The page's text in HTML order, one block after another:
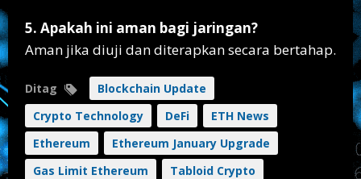
5. Apakah ini aman bagi jaringan?
Aman jika diuji dan diterapkan secara bertahap.
Ditag
Blockchain Update
Crypto Technology
DeFi
ETH News
Ethereum
Ethereum January Upgrade
Gas Limit Ethereum
Tabloid Crypto